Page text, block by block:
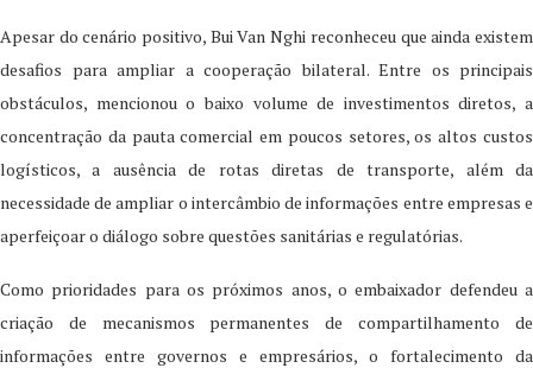
Apesar do cenário positivo, Bui Van Nghi reconheceu que ainda existem
desafios para ampliar a cooperação bilateral. Entre os principais
obstáculos, mencionou o baixo volume de investimentos diretos, a
concentração da pauta comercial em poucos setores, os altos custos
logísticos, a ausência de rotas diretas de transporte, além da
necessidade de ampliar o intercâmbio de informações entre empresas e
aperfeiçoar o diálogo sobre questões sanitárias e regulatórias.
Como prioridades para os próximos anos, o embaixador defendeu a
criação de mecanismos permanentes de compartilhamento de
informações entre governos e empresários, o fortalecimento da